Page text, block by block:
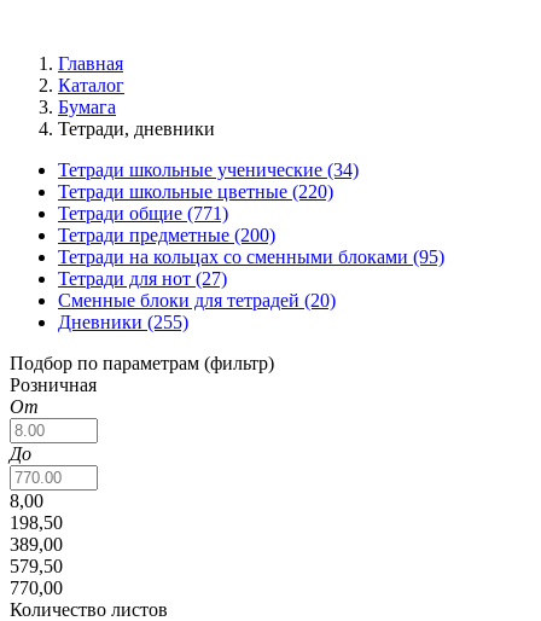
Главная
Каталог
Бумага
Тетради, дневники
Тетради школьные ученические (34)
Тетради школьные цветные (220)
Тетради общие (771)
Тетради предметные (200)
Тетради на кольцах со сменными блоками (95)
Тетради для нот (27)
Сменные блоки для тетрадей (20)
Дневники (255)
Подбор по параметрам (фильтр)
Розничная
От
До
8,00
198,50
389,00
579,50
770,00
Количество листов